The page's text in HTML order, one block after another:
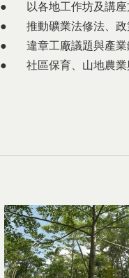
● 以各地工作坊及講座
● 推動礦業法修法、政
● 違章工廠議題與產業
● 社區保育、山地農業